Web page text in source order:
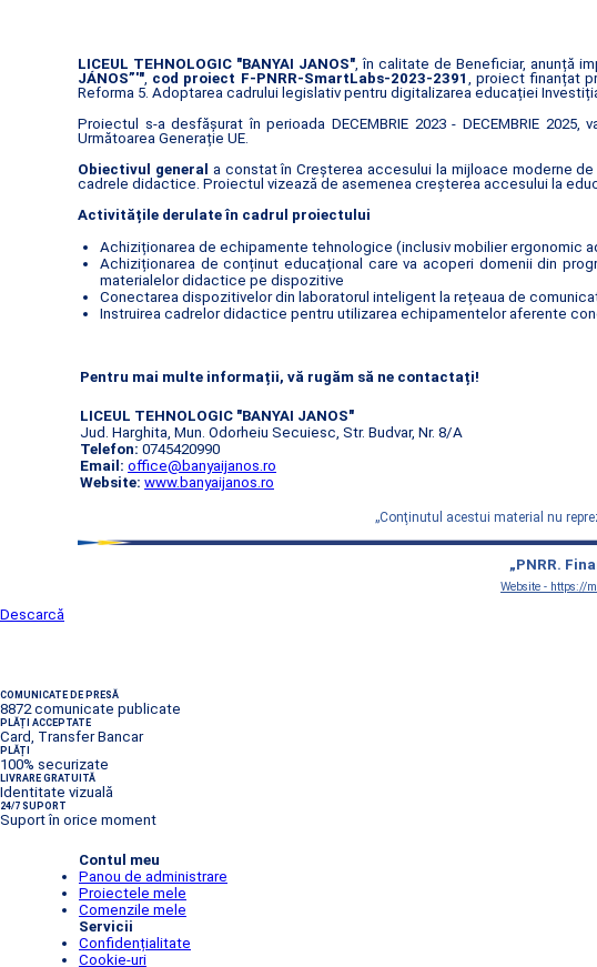
LICEUL TEHNOLOGIC "BANYAI JANOS", în calitate de Beneficiar, anunță
JÁNOS”'", cod proiect F-PNRR-SmartLabs-2023-2391 , proiect finanțat
Reforma 5. Adoptarea cadrului legislativ pentru digitalizarea educației
Proiectul s-a desfășurat în perioada DECEMBRIE 2023 - DECEMBRIE
Următoarea Generație UE.
Obiectivul general a constat în Creșterea accesului la mijloace moderne
cadrele didactice. Proiectul vizează de asemenea creșterea accesului la
Activitățile derulate în cadrul proiectului
Achiziționarea de echipamente tehnologice (inclusiv mobilier ergonomic
Achiziționarea de conținut educațional care va acoperi domenii din
materialelor didactice pe dispozitive
Conectarea dispozitivelor din laboratorul inteligent la rețeaua de
Instruirea cadrelor didactice pentru utilizarea echipamentelor aferente
Pentru mai multe informații, vă rugăm să ne contactați!
LICEUL TEHNOLOGIC "BANYAI JANOS"
Jud. Harghita, Mun. Odorheiu Secuiesc, Str. Budvar, Nr. 8/A
Telefon: 0745420990
Email: office@banyaijanos.ro
Website: www.banyaijanos.ro
„Conţinutul acestui material nu
„PNRR.
Website - https://
Descarcă
COMUNICATE DE PRESĂ
8872 comunicate publicate
PLĂȚI ACCEPTATE
Card, Transfer Bancar
PLĂȚI
100% securizate
LIVRARE GRATUITĂ
Identitate vizuală
24/7 SUPORT
Suport în orice moment
Contul meu
Panou de administrare
Proiectele mele
Comenzile mele
Servicii
Confidențialitate
Cookie-uri